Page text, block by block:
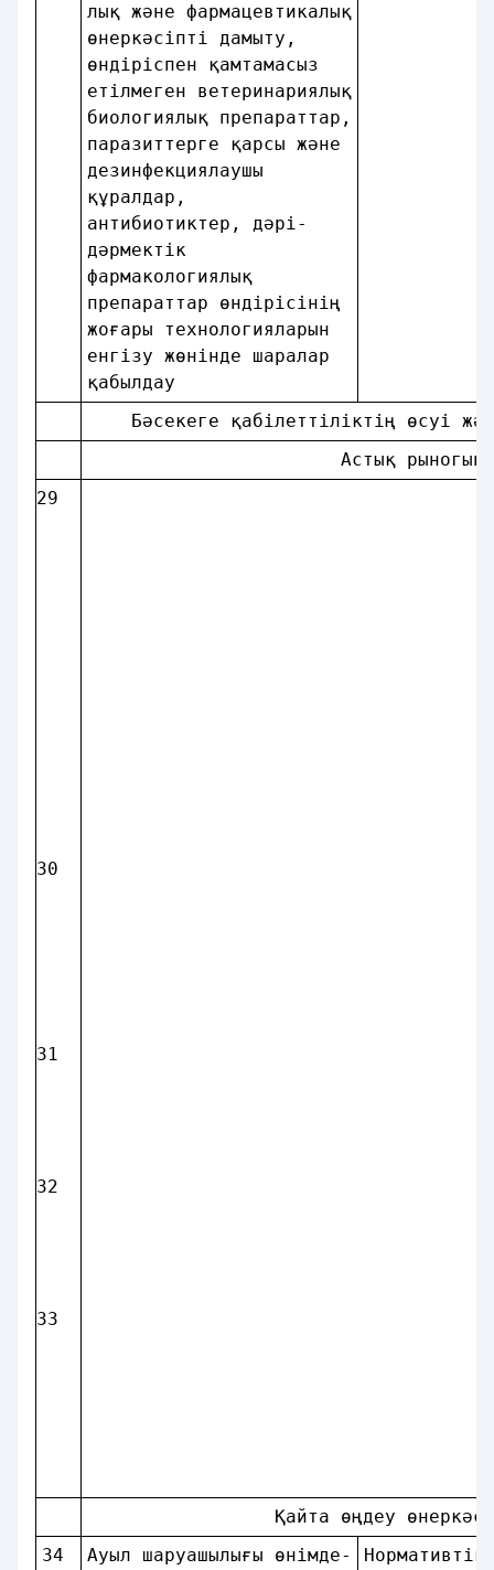
лық және фармацевтикалық
өнеркәсiптi дамыту,
өндірiспен қамтамасыз
етiлмеген ветеринариялық
биологиялық препараттар,
паразиттерге қарсы және
дезинфекциялаушы
құралдар,
антибиотиктер, дәрi-
дәрмектiк
фармакологиялық
препараттар өндiрiсiнiң
жоғары технологияларын
енгізу жөнiнде шаралар
қабылдау
Бәсекеге қабiлеттiлiктiң
Астық
29
30
31
32
33
Қайта өңдеу
34
Ауыл шаруашылығы өнiмде-